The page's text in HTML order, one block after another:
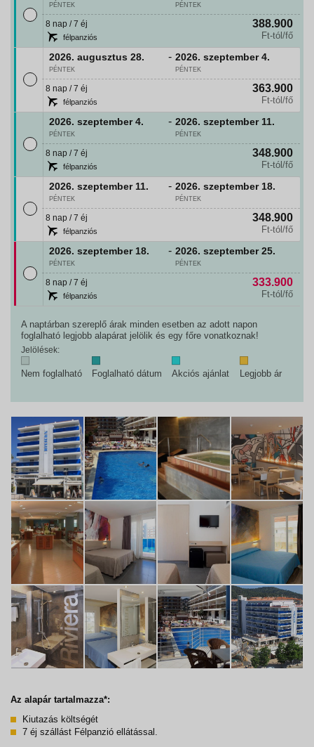
PÉNTEK PÉNTEK
8 nap / 7 éj
félpanziós
388.900
Ft-tól/fő
2026. augusztus 28.
PÉNTEK
- 2026. szeptember 4.
PÉNTEK
8 nap / 7 éj
félpanziós
363.900
Ft-tól/fő
2026. szeptember 4.
PÉNTEK
- 2026. szeptember 11.
PÉNTEK
8 nap / 7 éj
félpanziós
348.900
Ft-tól/fő
2026. szeptember 11.
PÉNTEK
- 2026. szeptember 18.
PÉNTEK
8 nap / 7 éj
félpanziós
348.900
Ft-tól/fő
2026. szeptember 18.
PÉNTEK
- 2026. szeptember 25.
PÉNTEK
8 nap / 7 éj
félpanziós
333.900
Ft-tól/fő
A naptárban szereplő árak minden esetben az adott napon
foglalható legjobb alapárat jelölik és egy főre vonatkoznak!
Jelölések:
Nem foglalható Foglalható dátum Akciós ajánlat Legjobb ár
Az alapár tartalmazza*:
Kiutazás költségét
7 éj szállást Félpanzió ellátással.